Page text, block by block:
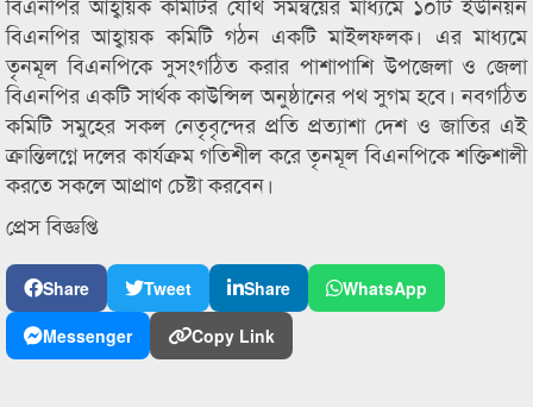
বিএনপির আহ্বায়ক কমিটি গঠন একটি মাইলফলক। এর মাধ্যমে
তৃনমূল বিএনপিকে সুসংগঠিত করার পাশাপাশি উপজেলা ও জেলা
বিএনপির একটি সার্থক কাউন্সিল অনুষ্ঠানের পথ সুগম হবে। নবগঠিত
কমিটি সমুহের সকল নেতৃবৃন্দের প্রতি প্রত্যাশা দেশ ও জাতির এই
ক্রান্তিলগ্নে দলের কার্যক্রম গতিশীল করে তৃনমূল বিএনপিকে শক্তিশালী
করতে সকলে আপ্রাণ চেষ্টা করবেন।
প্রেস বিজ্ঞপ্তি
Share Tweet Share
WhatsApp
Messenger
Copy Link